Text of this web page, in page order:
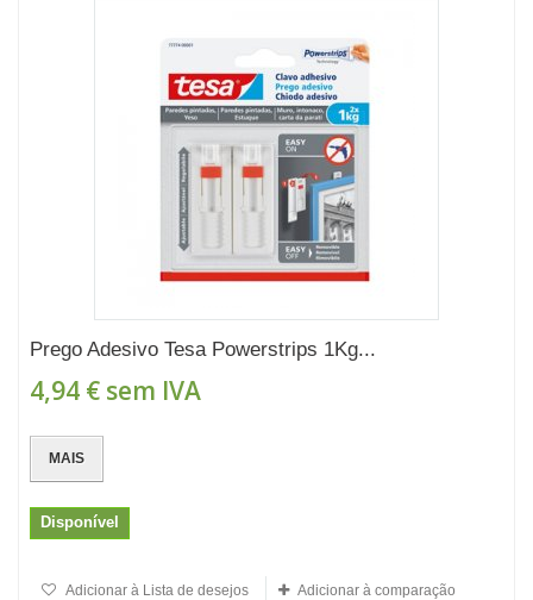
Prego Adesivo Tesa Powerstrips 1Kg...
4,94 € sem IVA
MAIS
Disponível
Adicionar à Lista de desejos Adicionar à comparação